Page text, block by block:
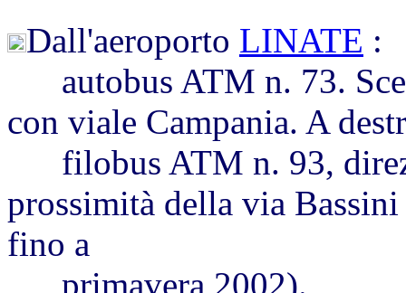
Dall'aeroporto LINATE :
autobus ATM n. 73.
con viale Campania. A
filobus ATM n. 93,
prossimità della via
fino a
primavera 2002).